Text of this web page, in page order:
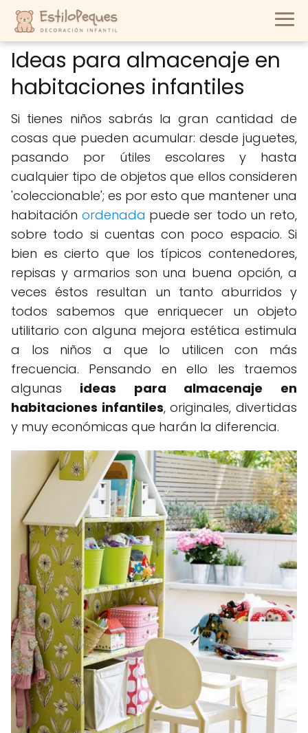
Ideas para almacenaje en
habitaciones infantiles
Si tienes niños sabrás la gran cantidad de
cosas que pueden acumular: desde juguetes,
pasando por útiles escolares y hasta
cualquier tipo de objetos que ellos consideren
'coleccionable'; es por esto que mantener una
habitación ordenada puede ser todo un reto,
sobre todo si cuentas con poco espacio. Si
bien es cierto que los típicos contenedores,
repisas y armarios son una buena opción, a
veces éstos resultan un tanto aburridos y
todos sabemos que enriquecer un objeto
utilitario con alguna mejora estética estimula
a los niños a que lo utilicen con más
frecuencia. Pensando en ello les traemos
algunas ideas para almacenaje en
habitaciones infantiles, originales, divertidas
y muy económicas que harán la diferencia.